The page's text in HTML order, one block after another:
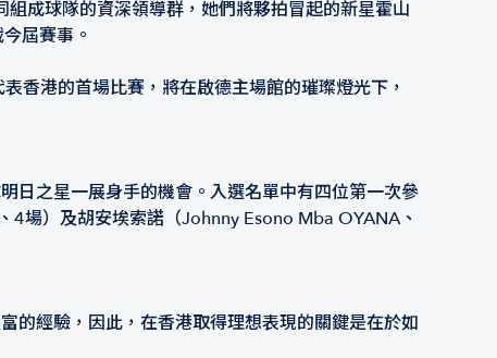
成球隊的資深領導群，她們將夥拍冒起的新星霍山
屆賽事。
香港的首場比賽，將在啟德主場館的璀璨燈光下，
日之星一展身手的機會。入選名單中有四位第一次參
場）及胡安埃索諾（Johnny Esono Mba OYANA、
的經驗，因此，在香港取得理想表現的關鍵是在於如